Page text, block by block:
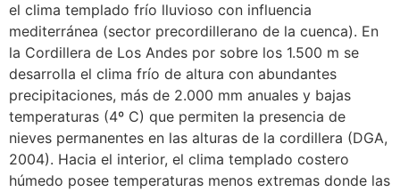
el clima templado frío lluvioso con influencia
mediterránea (sector precordillerano de la cuenca). En
la Cordillera de Los Andes por sobre los 1.500 m se
desarrolla el clima frío de altura con abundantes
precipitaciones, más de 2.000 mm anuales y bajas
temperaturas (4º C) que permiten la presencia de
nieves permanentes en las alturas de la cordillera (DGA,
2004). Hacia el interior, el clima templado costero
húmedo posee temperaturas menos extremas donde las